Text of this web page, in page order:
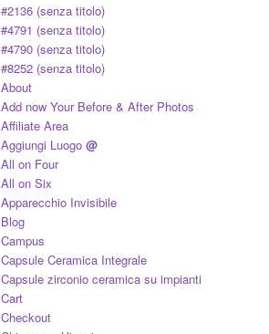
#2136 (senza titolo)
#4791 (senza titolo)
#4790 (senza titolo)
#8252 (senza titolo)
About
Add now Your Before & After Photos
Affiliate Area
Aggiungi Luogo @
All on Four
All on Six
Apparecchio Invisibile
Blog
Campus
Capsule Ceramica Integrale
Capsule zirconio ceramica su impianti
Cart
Checkout